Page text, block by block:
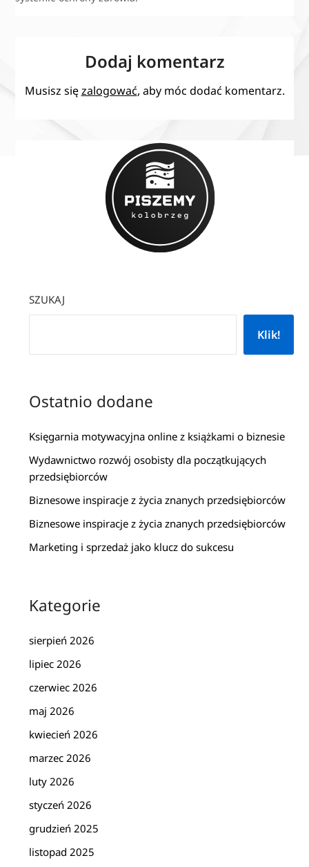
Dodaj komentarz
Musisz sięzalogować, aby móc dodać komentarz.
SZUKAJ
Klik!
Ostatnio dodane
Księgarnia motywacyjna online z książkami o biznesie
Wydawnictwo rozwój osobisty dla początkujących
przedsiębiorców
Biznesowe inspiracje z życia znanych przedsiębiorców
Biznesowe inspiracje z życia znanych przedsiębiorców
Marketing i sprzedaż jako klucz do sukcesu
Kategorie
sierpień 2026
lipiec 2026
czerwiec 2026
maj 2026
kwiecień 2026
marzec 2026
luty 2026
styczeń 2026
grudzień 2025
listopad 2025